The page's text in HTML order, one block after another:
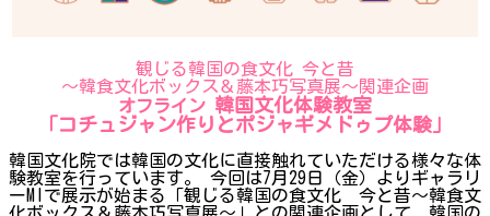
観じる韓国の食文化 今と昔
～韓食文化ボックス＆藤本巧写真展～関連企画
オフライン 韓国文化体験教室
「コチュジャン作りとポジャギメドゥプ体験」
韓国文化院では韓国の文化に直接触れていただける様々な体
験教室を行っています。 今回は7月29日（金）よりギャラリ
ーMIで展示が始まる「観じる韓国の食文化 今と昔～韓食文